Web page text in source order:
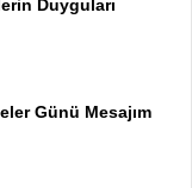
Duyguları
Günü Mesajım